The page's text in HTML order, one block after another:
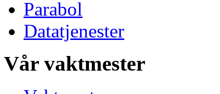
Parabol
Datatjenester
Vår vaktmester